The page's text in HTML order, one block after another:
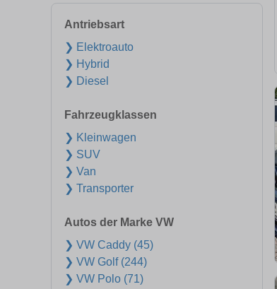
Antriebsart
❯ Elektroauto
❯ Hybrid
❯ Diesel
Fahrzeugklassen
❯ Kleinwagen
❯ SUV
❯ Van
❯ Transporter
Autos der Marke VW
❯ VW Caddy (45)
❯ VW Golf (244)
❯ VW Polo (71)